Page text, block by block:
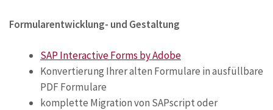
Formularentwicklung- und Gestaltung
SAP Interactive Forms by Adobe
Konvertierung Ihrer alten Formulare in ausfüllbare
PDF Formulare
komplette Migration von SAPscript oder